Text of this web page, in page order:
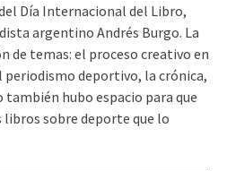
Día Internacional del Libro,
argentino Andrés Burgo. La
de temas: el proceso creativo en
deportivo, la crónica,
también hubo espacio para que
sobre deporte que lo